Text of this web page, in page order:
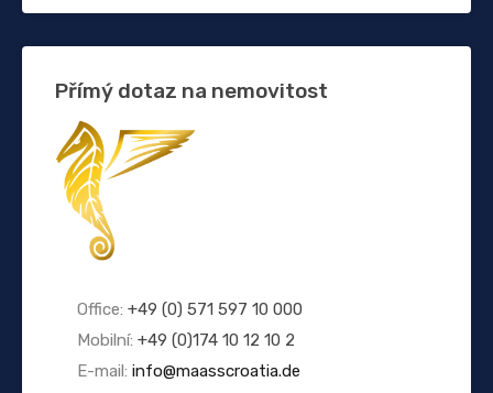
Přímý dotaz na nemovitost
Office: +49 (0) 571 597 10 000
Mobilní: +49 (0)174 10 12 10 2
E-mail: info@maasscroatia.de